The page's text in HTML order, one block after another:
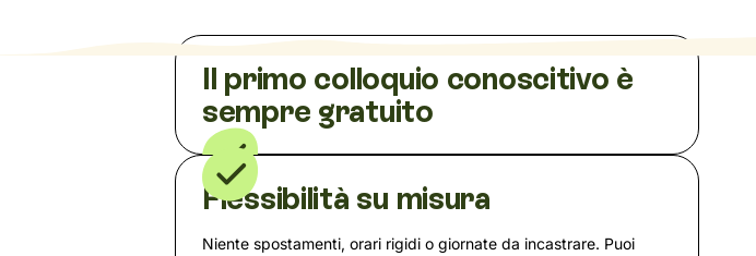
Il primo colloquio conoscitivo è
sempre gratuito
Flessibilità su misura
Niente spostamenti, orari rigidi o giornate da incastrare. Puoi